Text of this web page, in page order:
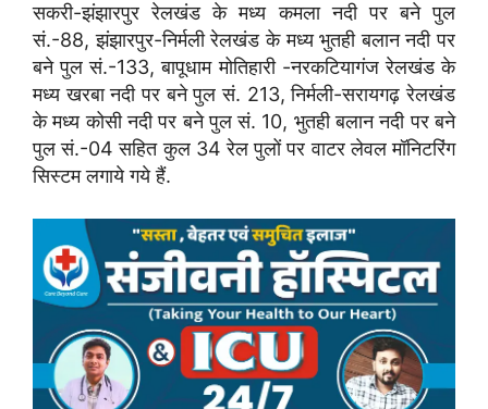
सकरी-झंझारपुर रेलखंड के मध्य कमला नदी पर बने पुल
सं.-88, झंझारपुर-निर्मली रेलखंड के मध्य भुतही बलान नदी पर
बने पुल सं.-133, बापूधाम मोतिहारी -नरकटियागंज रेलखंड के
मध्य खरबा नदी पर बने पुल सं. 213, निर्मली-सरायगढ़ रेलखंड
के मध्य कोसी नदी पर बने पुल सं. 10, भुतही बलान नदी पर बने
पुल सं.-04 सहित कुल 34 रेल पुलों पर वाटर लेवल मॉनिटरिंग
सिस्टम लगाये गये हैं.